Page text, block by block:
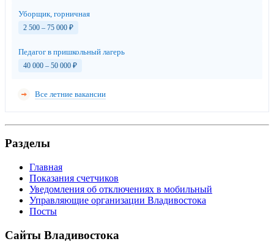
Уборщик, горничная
2 500 – 75 000 ₽
Педагог в пришкольный лагерь
40 000 – 50 000 ₽
Все летние вакансии
Разделы
Главная
Показания счетчиков
Уведомления об отключениях в мобильный
Управляющие организации Владивостока
Посты
Сайты Владивостока